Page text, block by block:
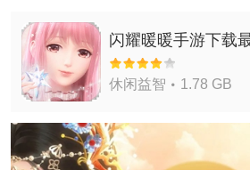
闪耀暖暖手游下载
休闲益智 1.78 GB